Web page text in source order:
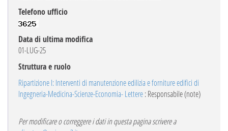
Telefono ufficio
Data di ultima modifica
01-LUG-25
Struttura e ruolo
Ripartizione I: Interventi di manutenzione edilizia e forniture edifici di
Ingegneria-Medicina-Scienze-Economia- Lettere: Responsabile (note)
Per modificare o correggere i dati in questa pagina scrivere a